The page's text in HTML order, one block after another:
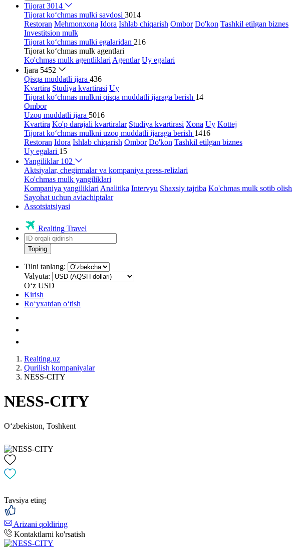
Tijorat 3014
Tijorat ko‘chmas mulki savdosi 3014
Restoran Mehmonxona Idora Ishlab chiqarish Ombor Do'kon Tashkil etilgan biznes
Investitsion mulk
Tijorat ko‘chmas mulki egalaridan 216
Tijorat ko‘chmas mulk agentlari
Ko'chmas mulk agentliklari Agentlar Uy egalari
Ijara 5452
Qisqa muddatli ijara 436
Kvartira Studiya kvartirasi Uy
Tijorat ko‘chmas mulkni qisqa muddatli ijaraga berish 14
Ombor
Uzoq muddatli ijara 5016
Kvartira Ko'p darajali kvartiralar Studiya kvartirasi Xona Uy Kottej
Tijorat ko‘chmas mulkni uzoq muddatli ijaraga berish 1416
Restoran Idora Ishlab chiqarish Ombor Do'kon Tashkil etilgan biznes
Uy egalari 15
Yangiliklar 102
Aktsiyalar, chegirmalar va kompaniya press-relizlari
Ko'chmas mulk yangiliklari
Kompaniya yangiliklari Analitika Intervyu Shaxsiy tajriba Ko'chmas mulk sotib olish
Sayohat uchun aviachiptalar
Assotsiatsiyasi
Realting Travel
Toping
Tilni tanlang:
Valyuta:
Oʻz USD
Kirish
Roʻyxatdan oʻtish
Realting.uz
Qurilish kompaniyalar
NESS-CITY
NESS-CITY
Oʻzbekiston, Toshkent
Tavsiya eting
Arizani qoldiring
Kontaktlarni ko'rsatish